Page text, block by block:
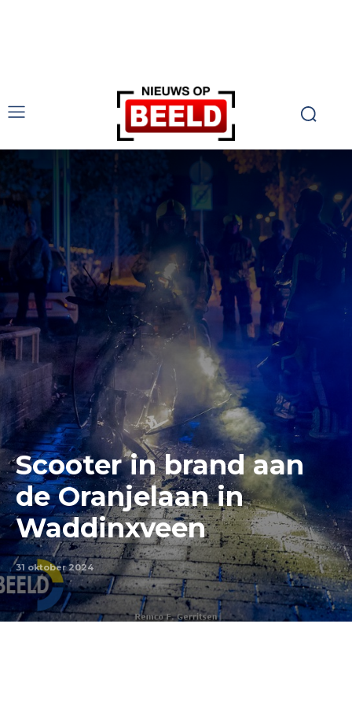
Scooter in brand aan
de Oranjelaan in
Waddinxveen
31 oktober 2024